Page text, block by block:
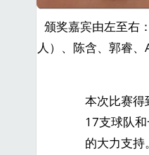
颁奖嘉宾由左至右
人）、陈含、郭睿
本次比赛得
17支球队
的大力支